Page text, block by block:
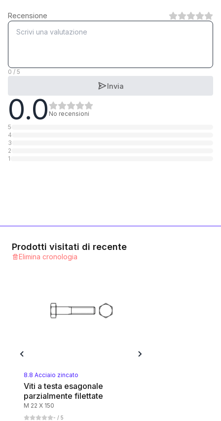
8.8 Stahl verzinkt
1 Categoria
5.6 Stahl verzinkt
1 Categoria
12.9 Stahl blank
A4 rostfrei
8.8 Stahl blank
Recensione
0 / 5
Invia
0.0 No recensioni
5
4
3
2
1
Prodotti visitati di recente
Elimina cronologia
8.8 Acciaio zincato
Viti a testa esagonale
parzialmente filettate
M 22 X 150
- / 5